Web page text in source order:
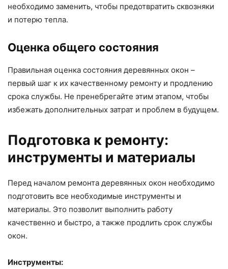
необходимо заменить, чтобы предотвратить сквозняки
и потерю тепла.
Оценка общего состояния
Правильная оценка состояния деревянных окон –
первый шаг к их качественному ремонту и продлению
срока службы. Не пренебрегайте этим этапом, чтобы
избежать дополнительных затрат и проблем в будущем.
Подготовка к ремонту:
инструменты и материалы
Перед началом ремонта деревянных окон необходимо
подготовить все необходимые инструменты и
материалы. Это позволит выполнить работу
качественно и быстро, а также продлить срок службы
окон.
Инструменты: